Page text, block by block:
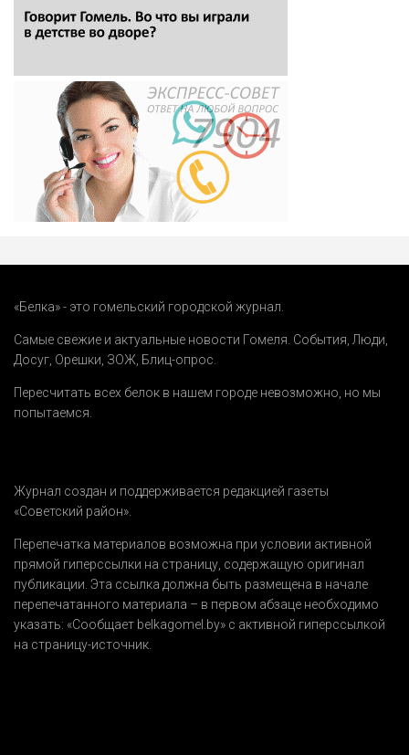
«Белка» - это гомельский городской журнал.
Самые свежие и актуальные новости Гомеля. События Люди
Досуг Орешки ЗОЖ Блиц-опрос
Пересчитать всех белок в нашем городе невозможно, но мы
попытаемся.
Журнал создан и поддерживается редакцией газеты
«Советский район».
Перепечатка материалов возможна при условии активной
прямой гиперссылки на страницу, содержащую оригинал
публикации. Эта ссылка должна быть размещена в начале
перепечатанного материала – в первом абзаце необходимо
указать: «Сообщает belkagomel.by» с активной гиперссылкой
на страницу-источник.